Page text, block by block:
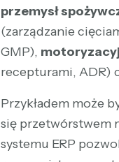
przemysł
(zarządzanie
GMP),
recepturami, ADR)
Przykładem może
się przetwórstwem
systemu ERP